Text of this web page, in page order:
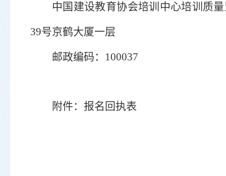
中国建设教育协会培训中心培训质
39号京鹤大厦一层
邮政编码： 100037
附件：报名回执表